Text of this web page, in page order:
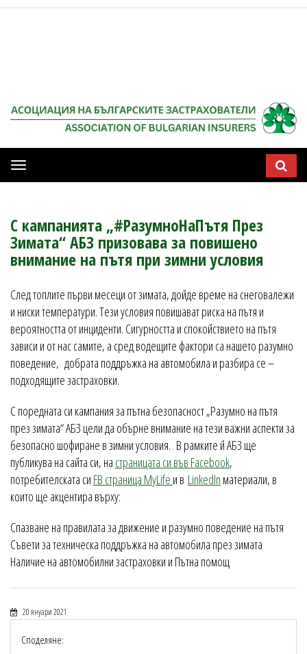
Мобилна
навигация
С кампанията „#РазумноНаПътя През
Зимата“ АБЗ призовава за повишено
внимание на пътя при зимни условия
След топлите първи месеци от зимата, дойде време на снеговалежи
и ниски температури. Тези условия повишават риска на пътя и
вероятността от инциденти. Сигурността и спокойствието на пътя
зависи и от нас самите, а сред водещите фактори са нашето разумно
поведение, добрата поддръжка на автомобила и разбира се –
подходящите застраховки.
С поредната си кампания за пътна безопасност „Разумно на пътя
през зимата“ АБЗ цели да обърне внимание на тези важни аспекти за
безопасно шофиране в зимни условия. В рамките й АБЗ ще
публикува на сайта си, на страницата си във Facebook,
потребителската си FB страница MyLife и в LinkedIn материали, в
които ще акцентира върху:
Спазване на правилата за движение и разумно поведение на пътя
Съвети за техническа поддръжка на автомобила през зимата
Наличие на автомобилни застраховки и Пътна помощ
20 януари 2021
Споделяне: